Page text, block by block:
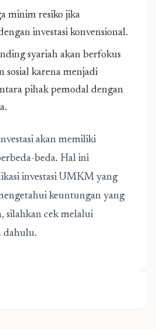
minim resiko jika
investasi konvensional.
syariah akan berfokus
sosial karena menjadi
pihak pemodal dengan
akan memiliki
beda. Hal ini
investasi UMKM yang
keuntungan yang
silahkan cek melalui
dahulu.